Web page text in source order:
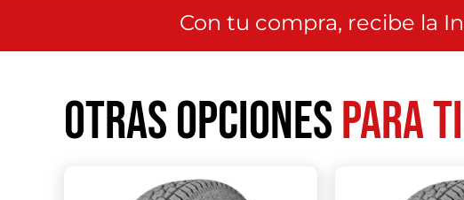
Con tu compra, recibe la
Otras opcionespara ti